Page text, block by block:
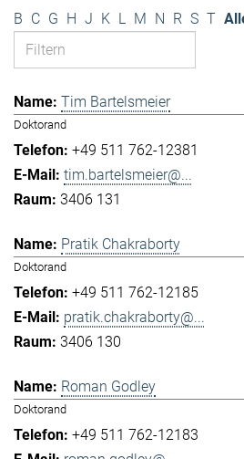
B C G H J K L M N R S T
Tim Bartelsmeier
Doktorand
+49 511 762-12381
tim.bartelsmeier@...
3406 131
Pratik Chakraborty
Doktorand
+49 511 762-12185
pratik.chakraborty@...
3406 130
Roman Godley
Doktorand
+49 511 762-12183